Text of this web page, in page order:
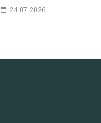
24.07.2026